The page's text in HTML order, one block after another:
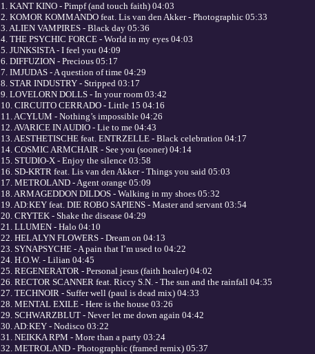
1. KANT KINO - Pimpf (and touch faith) 04:03
2. KOMOR KOMMANDO feat. Lis van den Akker - Photographic 05:33
3. ALIEN VAMPIRES - Black day 05:36
4. THE PSYCHIC FORCE - World in my eyes 04:03
5. JUNKSISTA - I feel you 04:09
6. DIFFUZION - Precious 05:17
7. IMJUDAS - A question of time 04:29
8. STAR INDUSTRY - Stripped 03:17
9. LOVELORN DOLLS - In your room 03:42
10. CIRCUITO CERRADO - Little 15 04:16
11. ACYLUM - Nothing’s impossible 04:26
12. AVARICE IN AUDIO - Lie to me 04:43
13. AESTHETISCHE feat. ENTRZELLE - Black celebration 04:17
14. COSMIC ARMCHAIR - See you (sooner) 04:14
15. STUDIO-X - Enjoy the silence 03:58
16. SD-KRTR feat. Lis van den Akker - Things you said 05:03
17. METROLAND - Agent orange 05:09
18. ARMAGEDDON DILDOS - Walking in my shoes 05:32
19. AD:KEY feat. DIE ROBO SAPIENS - Master and servant 03:54
20. CRYTEK - Shake the disease 04:29
21. LLUMEN - Halo 04:10
22. HELALYN FLOWERS - Dream on 04:13
23. SYNAPSYCHE - A pain that I’m used to 04:22
24. H.O.W. - Lilian 04:45
25. REGENERATOR - Personal jesus (faith healer) 04:02
26. RECTOR SCANNER feat. Riccy S.N. - The sun and the rainfall 04:35
27. TECHNOIR - Suffer well (paul is dead mix) 04:33
28. MENTAL EXILE - Here is the house 03:26
29. SCHWARZBLUT - Never let me down again 04:42
30. AD:KEY - Nodisco 03:22
31. NEIKKA RPM - More than a party 03:24
32. METROLAND - Photographic (framed remix) 05:37